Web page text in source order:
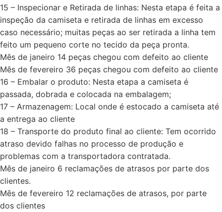
15 – Inspecionar e Retirada de linhas: Nesta etapa é feita a
inspeção da camiseta e retirada de linhas em excesso
caso necessário; muitas peças ao ser retirada a linha tem
feito um pequeno corte no tecido da peça pronta.
Mês de janeiro 14 peças chegou com defeito ao cliente
Mês de fevereiro 36 peças chegou com defeito ao cliente
16 – Embalar o produto: Nesta etapa a camiseta é
passada, dobrada e colocada na embalagem;
17 – Armazenagem: Local onde é estocado a camiseta até
a entrega ao cliente
18 – Transporte do produto final ao cliente: Tem ocorrido
atraso devido falhas no processo de produção e
problemas com a transportadora contratada.
Mês de janeiro 6 reclamações de atrasos por parte dos
clientes.
Mês de fevereiro 12 reclamações de atrasos, por parte
dos clientes